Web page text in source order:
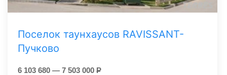
Поселок таунхаусов RAVISSANT-
Пучково
6 103 680 — 7 503 000 Р